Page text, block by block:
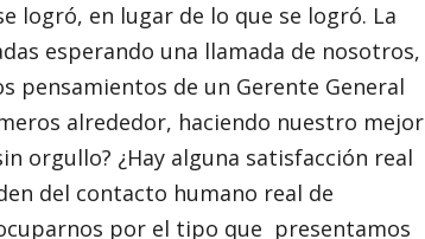
logró, en lugar de lo que se logró. La
esperando una llamada de nosotros,
pensamientos de un Gerente General
alrededor, haciendo nuestro mejor
orgullo? ¿Hay alguna satisfacción real
del contacto humano real de
por el tipo que presentamos